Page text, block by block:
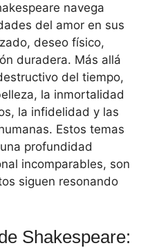
navega
del amor en sus
deseo físico,
duradera. Más allá
del tiempo,
la inmortalidad
la infidelidad y las
Estos temas
profundidad
incomparables, son
siguen resonando
Shakespeare: